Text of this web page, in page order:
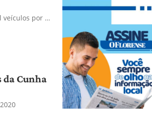
veículos por …
da Cunha